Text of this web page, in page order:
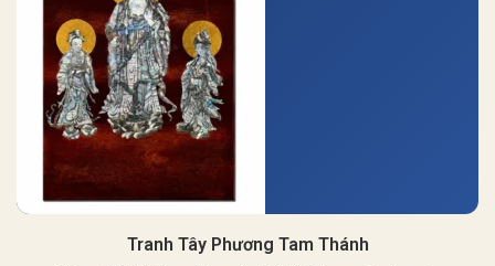
Tranh Tây Phương Tam Thánh